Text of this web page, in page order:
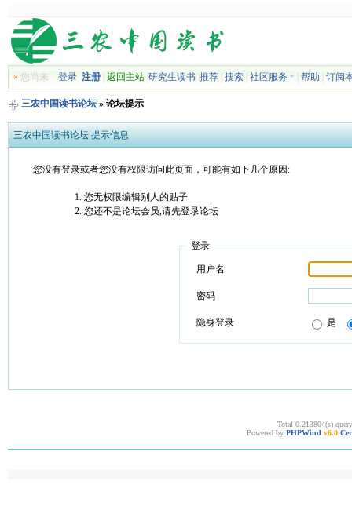
»您尚未 登录 注册| 返回主站| 研究生读书| 推荐| 搜索| 社区服务 帮助 订阅
三农中国读书论坛» 论坛提示
三农中国读书论坛 提示信息
您没有登录或者您没有权限访问此页面，可能有如下几个原因:
您无权限编辑别人的贴子
您还不是论坛会员,请先登录论坛
登录
用户名
密码
隐身登录 是
Total 0.213804(s)
Powered by PHPWind v6.0